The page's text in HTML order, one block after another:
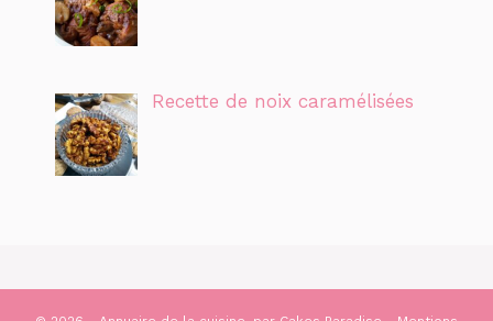
Recette de noix caramélisées